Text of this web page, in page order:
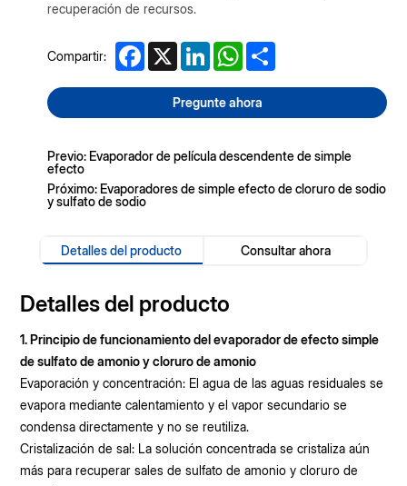
recuperación de recursos.
Compartir: Facebook
X LinkedInWhatsApp
Pregunte ahora
Previo: Evaporador de película descendente de simple
efecto
Próximo: Evaporadores de simple efecto de cloruro de sodio
y sulfato de sodio
Detalles del producto Consultar ahora
Detalles del producto
1. Principio de funcionamiento del evaporador de efecto simple
de sulfato de amonio y cloruro de amonio
Evaporación y concentración: El agua de las aguas residuales se
evapora mediante calentamiento y el vapor secundario se
condensa directamente y no se reutiliza.
Cristalización de sal: La solución concentrada se cristaliza aún
más para recuperar sales de sulfato de amonio y cloruro de